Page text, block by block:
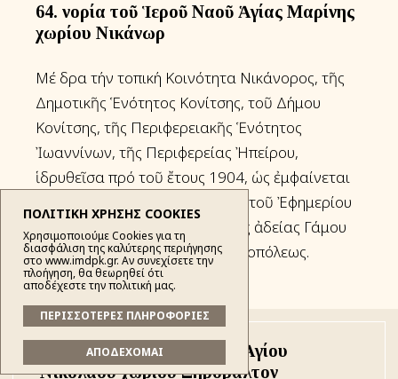
ΠΟΛΙΤΙΚΗ ΧΡΗΣΗΣ COOKIES
Χρησιμοποιούμε Cookies για τη
διασφάλιση της καλύτερης περιήγησης
στο www.imdpk.gr. Αν συνεχίσετε την
πλοήγηση, θα θεωρηθεί ότι
αποδέχεστε την πολιτική μας.
ΠΕΡΙΣΣΟΤΕΡΕΣ ΠΛΗΡΟΦΟΡΙΕΣ
ΑΠΟΔΕΧΟΜΑΙ
64. Ἐνορία τοῦ Ἱεροῦ Ναοῦ Ἁγίας Μαρίνης
χωρίου Νικάνωρ
Μέ ἕδρα τήν τοπική Κοινότητα Νικάνορος, τῆς
Δημοτικῆς Ἑνότητος Κονίτσης, τοῦ Δήμου
Κονίτσης, τῆς Περιφερειακῆς Ἑνότητος
Ἰωαννίνων, τῆς Περιφερείας Ἠπείρου,
ἱδρυθεῖσα πρό τοῦ ἔτους 1904, ὡς ἐμφαίνεται
ἐκ τῆς ἀπό 4.11.1904 αἰτήσεως τοῦ Ἐφημερίου
τοῦ Ἱεροῦ Ναοῦ περί ἐκδόσεως ἀδείας Γάμου
ἐκ τοῦ ἀρχείου τῆς Ἱερᾶς Μητροπόλεως.
65. Ἐνορία τοῦ Ἱεροῦ Ναοῦ Ἁγίου
Νικολάου χωρίου Ξηρόβαλτον